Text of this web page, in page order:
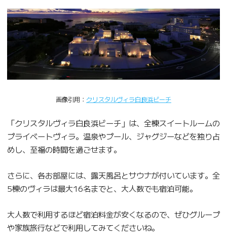
画像引用： クリスタルヴィラ白良浜ビーチ
「クリスタルヴィラ白良浜ビーチ」は、全棟スイートルームの
プライベートヴィラ。温泉やプール、ジャグジーなどを独り占
めし、至福の時間を過ごせます。
さらに、各お部屋には、露天風呂とサウナが付いています。全
5棟のヴィラは最大16名までと、大人数でも宿泊可能。
大人数で利用するほど宿泊料金が安くなるので、ぜひグループ
や家族旅行などで利用してみてくださいね。